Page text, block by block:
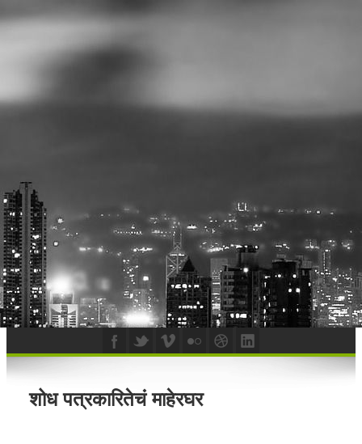
शोध पत्रकारितेचं माहेरघर